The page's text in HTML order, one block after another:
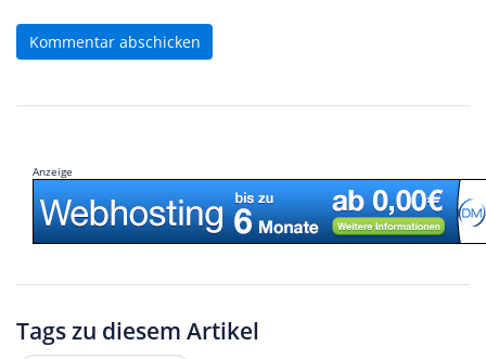
Kommentar abschicken
Anzeige
Tags zu diesem Artikel